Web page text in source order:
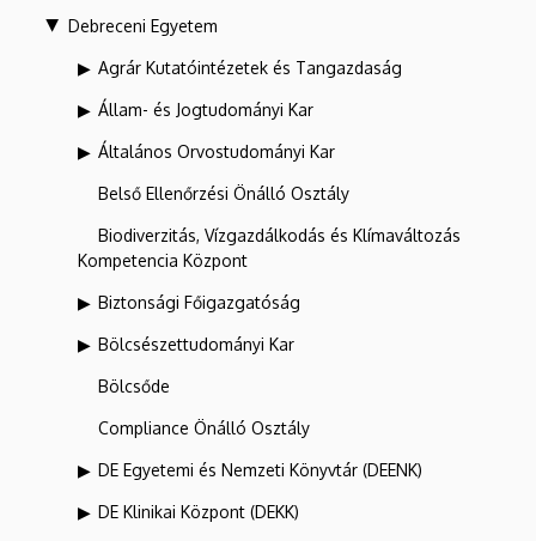
Debreceni Egyetem
Agrár Kutatóintézetek és Tangazdaság
Állam- és Jogtudományi Kar
Általános Orvostudományi Kar
Belső Ellenőrzési Önálló Osztály
Biodiverzitás, Vízgazdálkodás és Klímaváltozás
Kompetencia Központ
Biztonsági Főigazgatóság
Bölcsészettudományi Kar
Bölcsőde
Compliance Önálló Osztály
DE Egyetemi és Nemzeti Könyvtár (DEENK)
DE Klinikai Központ (DEKK)